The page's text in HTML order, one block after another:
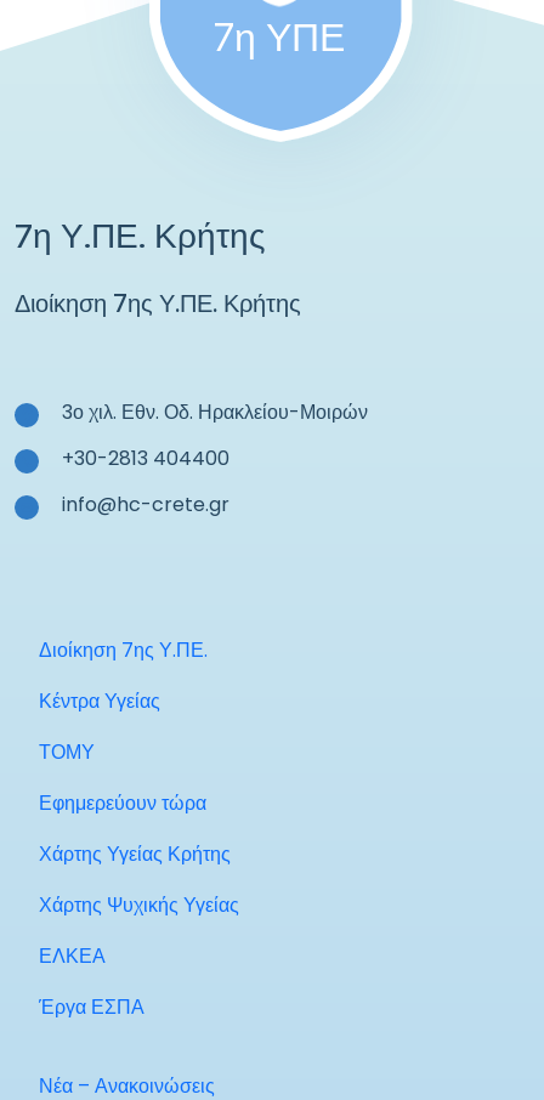
7η ΥΠΕ
7η Υ.ΠΕ. Κρήτης
Διοίκηση 7ης Υ.ΠΕ. Κρήτης
3ο χιλ. Εθν. Οδ. Ηρακλείου-Μοιρών
+30-2813 404400
info@hc-crete.gr
Διοίκηση 7ης Υ.ΠΕ.
Κέντρα Υγείας
ΤΟΜΥ
Εφημερεύουν τώρα
Χάρτης Υγείας Κρήτης
Χάρτης Ψυχικής Υγείας
ΕΛΚΕΑ
Έργα ΕΣΠΑ
Νέα – Ανακοινώσεις